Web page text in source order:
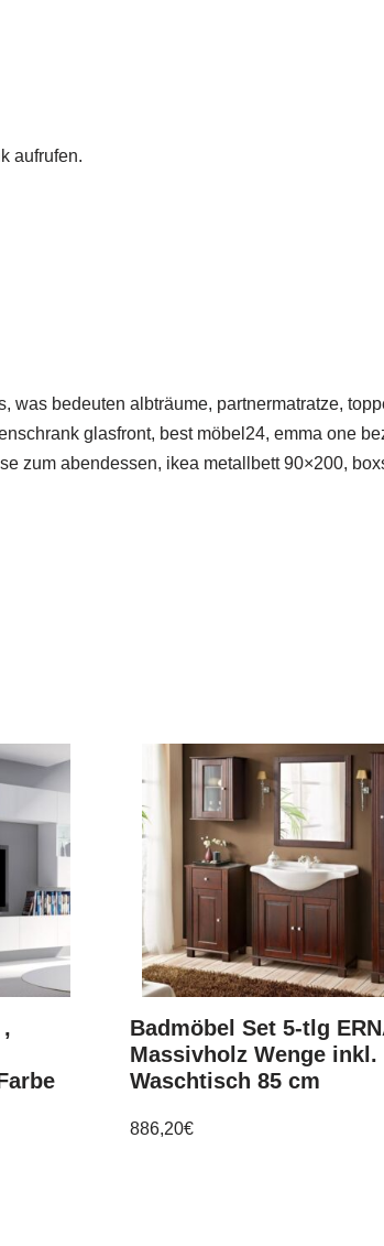
aufrufen.
bedeuten albträume, partnermatratze,
glasfront, best möbel24, emma one
zum abendessen, ikea metallbett 90×200,
Badmöbel Set 5-tlg
Massivholz Wenge inkl.
Waschtisch 85 cm
886,20€